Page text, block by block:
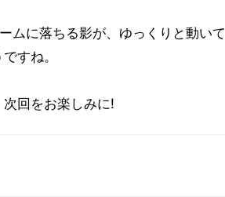
ムに落ちる影が、ゆっくりと動いて
すね。
回をお楽しみに!